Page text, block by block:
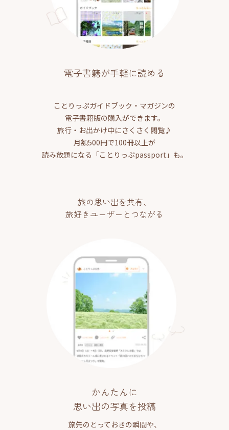
電子書籍が手軽に読める
ことりっぷガイドブック・マガジンの
電子書籍版の購入ができます。
旅行・お出かけ中にさくさく閲覧♪
月額500円で100冊以上が
読み放題になる「ことりっぷpassport」も。
旅の思い出を共有、
旅好きユーザーとつながる
かんたんに
思い出の写真を投稿
旅先のとっておきの瞬間や、